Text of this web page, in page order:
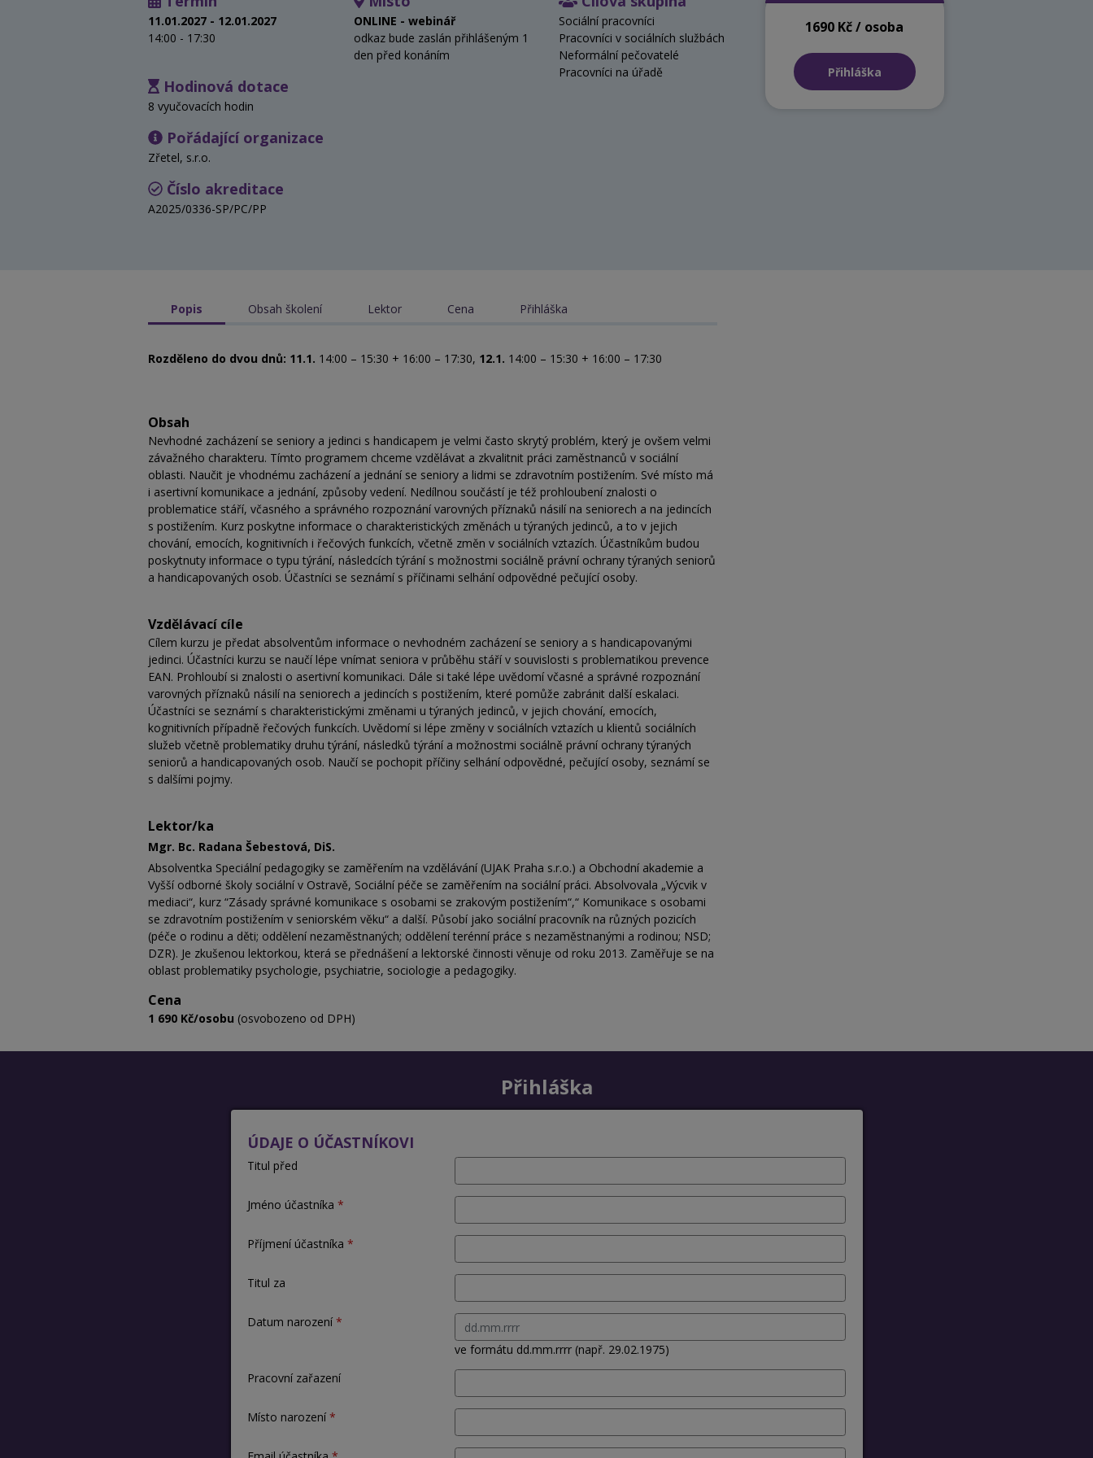
11.01.2027 - 12.01.2027
14:00 - 17:30
ONLINE - webinář
odkaz bude zaslán přihlášeným 1
den před konáním
Hodinová dotace
8 vyučovacích hodin
Pořádající organizace
Zřetel, s.r.o.
Číslo akreditace
A2025/0336-SP/PC/PP
Sociální pracovníci
Pracovníci v sociálních službách
Neformální pečovatelé
Pracovníci na úřadě
1690 Kč / osoba
Přihláška
Popis Obsah školení Lektor Cena Přihláška
Rozděleno do dvou dnů: 11.1. 14:00 – 15:30 + 16:00 – 17:30, 12.1. 14:00 – 15:30 + 16:00 – 17:30
Obsah
Nevhodné zacházení se seniory a jedinci s handicapem je velmi často skrytý problém, který je ovšem velmi
závažného charakteru. Tímto programem chceme vzdělávat a zkvalitnit práci zaměstnanců v sociální
oblasti. Naučit je vhodnému zacházení a jednání se seniory a lidmi se zdravotním postižením. Své místo má
i asertivní komunikace a jednání, způsoby vedení. Nedílnou součástí je též prohloubení znalosti o
problematice stáří, včasného a správného rozpoznání varovných příznaků násilí na seniorech a na jedincích
s postižením. Kurz poskytne informace o charakteristických změnách u týraných jedinců, a to v jejich
chování, emocích, kognitivních i řečových funkcích, včetně změn v sociálních vztazích. Účastníkům budou
poskytnuty informace o typu týrání, následcích týrání s možnostmi sociálně právní ochrany týraných seniorů
a handicapovaných osob. Účastníci se seznámí s příčinami selhání odpovědné pečující osoby.
Vzdělávací cíle
Cílem kurzu je předat absolventům informace o nevhodném zacházení se seniory a s handicapovanými
jedinci. Účastníci kurzu se naučí lépe vnímat seniora v průběhu stáří v souvislosti s problematikou prevence
EAN. Prohloubí si znalosti o asertivní komunikaci. Dále si také lépe uvědomí včasné a správné rozpoznání
varovných příznaků násilí na seniorech a jedincích s postižením, které pomůže zabránit další eskalaci.
Účastníci se seznámí s charakteristickými změnami u týraných jedinců, v jejich chování, emocích,
kognitivních případně řečových funkcích. Uvědomí si lépe změny v sociálních vztazích u klientů sociálních
služeb včetně problematiky druhu týrání, následků týrání a možnostmi sociálně právní ochrany týraných
seniorů a handicapovaných osob. Naučí se pochopit příčiny selhání odpovědné, pečující osoby, seznámí se
s dalšími pojmy.
Lektor/ka
Mgr. Bc. Radana Šebestová, DiS.
Absolventka Speciální pedagogiky se zaměřením na vzdělávání (UJAK Praha s.r.o.) a Obchodní akademie a
Vyšší odborné školy sociální v Ostravě, Sociální péče se zaměřením na sociální práci. Absolvovala „Výcvik v
mediaci“, kurz “Zásady správné komunikace s osobami se zrakovým postižením“,“ Komunikace s osobami
se zdravotním postižením v seniorském věku“ a další. Působí jako sociální pracovník na různých pozicích
(péče o rodinu a děti; oddělení nezaměstnaných; oddělení terénní práce s nezaměstnanými a rodinou; NSD;
DZR). Je zkušenou lektorkou, která se přednášení a lektorské činnosti věnuje od roku 2013. Zaměřuje se na
oblast problematiky psychologie, psychiatrie, sociologie a pedagogiky.
Cena
1 690 Kč/osobu (osvobozeno od DPH)
Přihláška
ÚDAJE O ÚČASTNÍKOVI
Titul před
Jméno účastníka
Příjmení účastníka
Titul za
Datum narození
ve formátu dd.mm.rrrr (např. 29.02.1975)
Pracovní zařazení
Místo narození